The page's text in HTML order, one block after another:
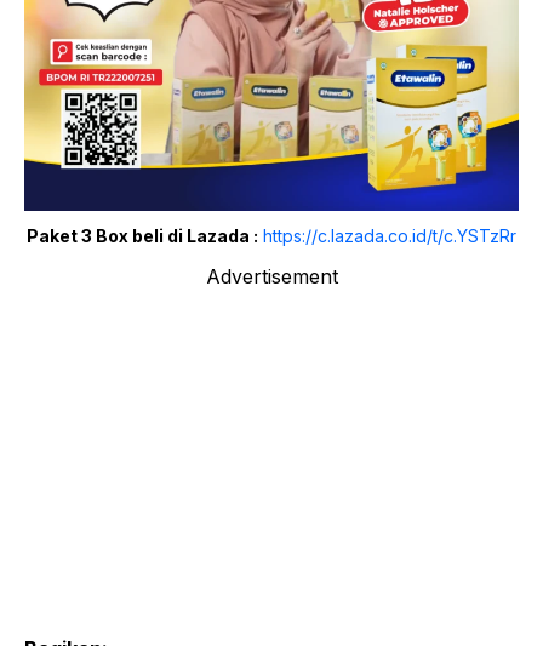
Paket 3 Box beli di Lazada : https://c.lazada.co.id/t/c.YSTzRr
Advertisement